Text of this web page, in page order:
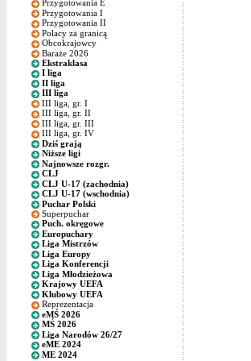
Przygotowania E
Przygotowania I
Przygotowania II
Polacy za granicą
Obcokrajowcy
Baraże 2026
Ekstraklasa
I liga
II liga
III liga
III liga, gr. I
III liga, gr. II
III liga, gr. III
III liga, gr. IV
Dziś grają
Niższe ligi
Najnowsze rozgr.
CLJ
CLJ U-17 (zachodnia)
CLJ U-17 (wschodnia)
Puchar Polski
Superpuchar
Puch. okręgowe
Europuchary
Liga Mistrzów
Liga Europy
Liga Konferencji
Liga Młodzieżowa
Krajowy UEFA
Klubowy UEFA
Reprezentacja
eMŚ 2026
MŚ 2026
Liga Narodów 26/27
eME 2024
ME 2024